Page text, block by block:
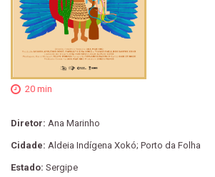
20 min
Diretor: Ana Marinho
Cidade: Aldeia Indígena Xokó; Porto da Folha
Estado: Sergipe